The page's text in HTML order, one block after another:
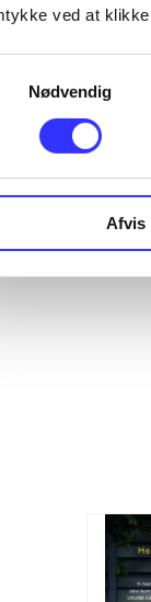
ved at klikke
Nødvendig
Afvis
...